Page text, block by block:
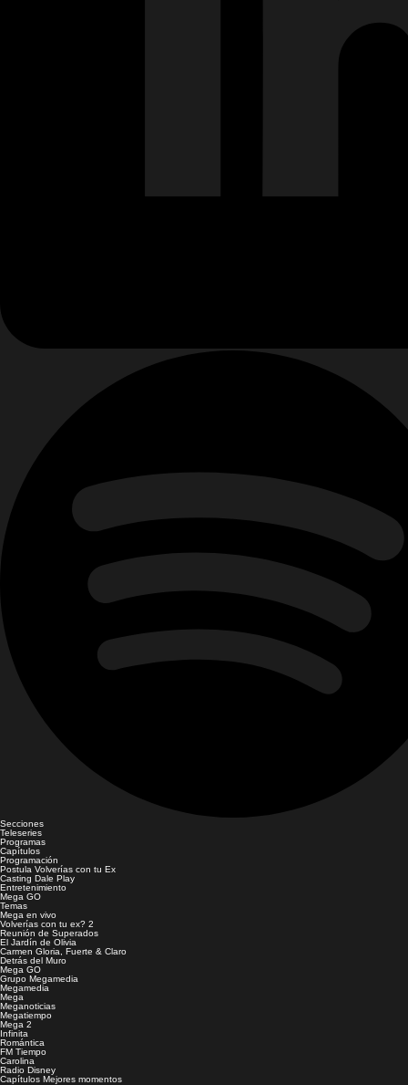
Secciones
Teleseries
Programas
Capítulos
Programación
Postula Volverías con tu Ex
Casting Dale Play
Entretenimiento
Mega GO
Temas
Mega en vivo
Volverías con tu ex? 2
Reunión de Superados
El Jardín de Olivia
Carmen Gloria, Fuerte & Claro
Detrás del Muro
Mega GO
Grupo Megamedia
Megamedia
Mega
Meganoticias
Megatiempo
Mega 2
Infinita
Romántica
FM Tiempo
Carolina
Radio Disney
Capítulos Mejores momentos